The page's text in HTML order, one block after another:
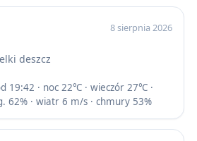
8 sierpnia 2026
deszcz
19:42 · noc 22℃ · wieczór 27℃ ·
62% · wiatr 6 m/s · chmury 53%